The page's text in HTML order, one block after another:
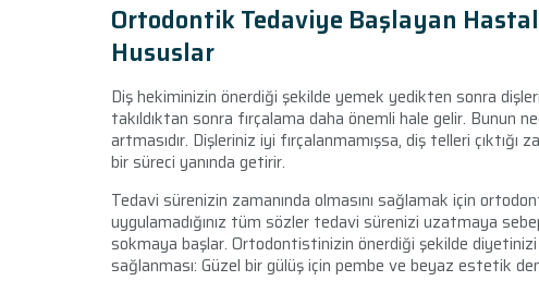
Ortodontik Tedaviye Başlayan
Hususlar
Diş hekiminizin önerdiği şekilde yemek yedikten sonra
takıldıktan sonra fırçalama daha önemli hale gelir. Bunun
artmasıdır. Dişleriniz iyi fırçalanmamışsa, diş telleri
bir süreci yanında getirir.
Tedavi sürenizin zamanında olmasını sağlamak için
uygulamadığınız tüm sözler tedavi sürenizi uzatmaya
sokmaya başlar. Ortodontistinizin önerdiği şekilde
sağlanması: Güzel bir gülüş için pembe ve beyaz estetik